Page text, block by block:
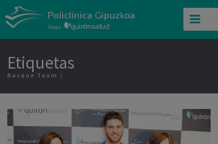
Etiquetas
Basque Team